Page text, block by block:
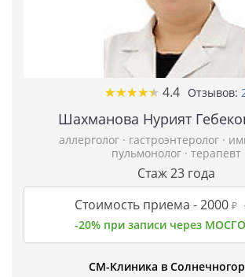
★★★★★
★★★★★ 4.4 Отзывов:
Шахманова Нурият
аллерголог · гастроэнтеролог ·
пульмонолог · терапевт
Стаж 23 года
Стоимость приема -2000 ₽
-20% при записи через
СМ-Клиника в